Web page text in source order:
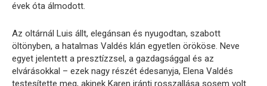
évek óta álmodott.
Az oltárnál Luis állt, elegánsan és nyugodtan, szabott
öltönyben, a hatalmas Valdés klán egyetlen örököse. Neve
egyet jelentett a presztízzsel, a gazdagsággal és az
elvárásokkal – ezek nagy részét édesanyja, Elena Valdés
testesítette meg, akinek Karen iránti rosszallása sosem volt